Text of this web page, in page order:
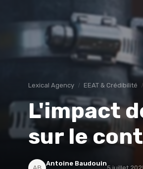
Lexical Agency EEAT & Crédibilité
L'impact
sur le
Antoine Baudouin